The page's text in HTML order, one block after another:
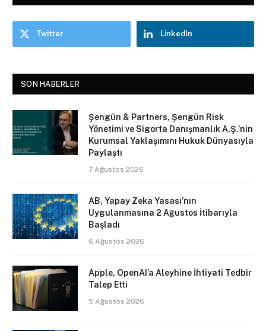
Twitter LinkedIn
SON HABERLER
Şengün & Partners, Şengün Risk
Yönetimi ve Sigorta Danışmanlık A.Ş.’nin
Kurumsal Yaklaşımını Hukuk Dünyasıyla
Paylaştı
7 Ağustos 2026
AB, Yapay Zeka Yasası’nın
Uygulanmasına 2 Ağustos İtibarıyla
Başladı
6 Ağustos 2026
Apple, OpenAI’a Aleyhine İhtiyati Tedbir
Talep Etti
5 Ağustos 2026